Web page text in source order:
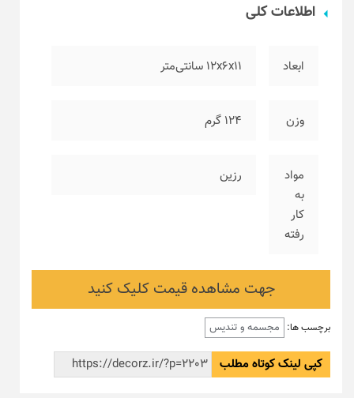
اطلاعات کلی
ابعاد ۱۲x6x11 سانتی‌متر
وزن ۱۲۴ گرم
مواد
به
کار
رفته
رزین
جهت مشاهده قیمت کلیک کنید
برچسب ها: مجسمه و تندیس
کپی لینک کوتاه مطلب